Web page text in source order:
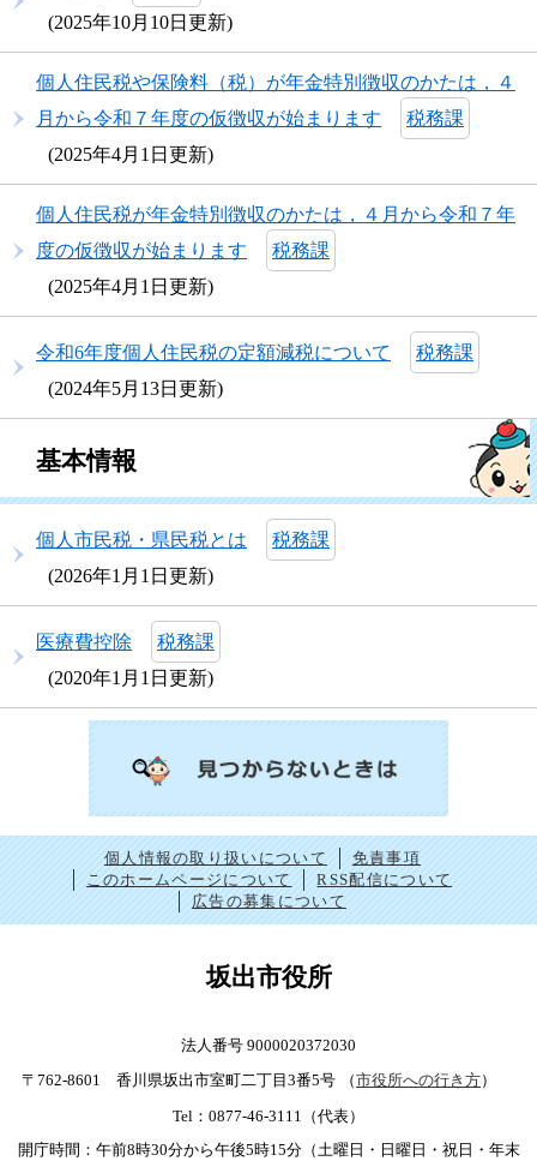
2025年10月10日更新
個人住民税や保険料（税）が年金特別徴収のかたは，４
月から令和７年度の仮徴収が始まります
税務課
2025年4月1日更新
個人住民税が年金特別徴収のかたは，４月から令和７年
度の仮徴収が始まります
税務課
2025年4月1日更新
令和6年度個人住民税の定額減税について
税務課
2024年5月13日更新
基本情報
個人市民税・県民税とは
税務課
2026年1月1日更新
医療費控除
税務課
2020年1月1日更新
個人情報の取り扱いについて
免責事項
このホームページについて
RSS配信について
広告の募集について
坂出市役所
法人番号 9000020372030
〒762-8601 香川県坂出市室町二丁目3番5号
（市役所への行き方）
Tel：0877-46-3111（代表）
開庁時間：午前8時30分から午後5時15分（土曜日・日曜日・祝日・年末